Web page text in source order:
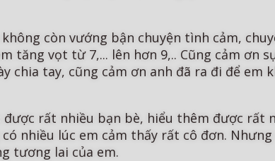
còn vướng bận chuyện tình cảm,
vọt từ 7,... lên hơn 9,.. Cũng cảm ơn
chia tay, cũng cảm ơn anh đã ra đi để em
rất nhiều bạn bè, hiểu thêm được rất
nhiều lúc em cảm thấy rất cô đơn.
tương lai của em.